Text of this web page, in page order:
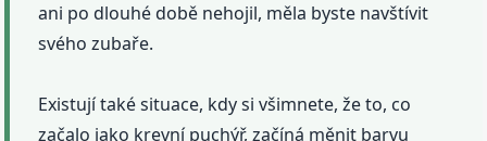
ani po dlouhé době nehojil, měla byste navštívit
svého zubaře.
Existují také situace, kdy si všimnete, že to, co
začalo jako krevní puchýř, začíná měnit barvu